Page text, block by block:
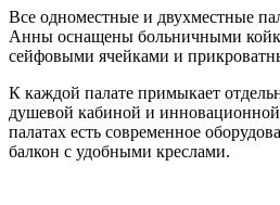
Все одноместные и двухместные
Анны оснащены больничными
сейфовыми ячейками и
К каждой палате примыкает
душевой кабиной и
палатах есть современное
балкон с удобными креслами.